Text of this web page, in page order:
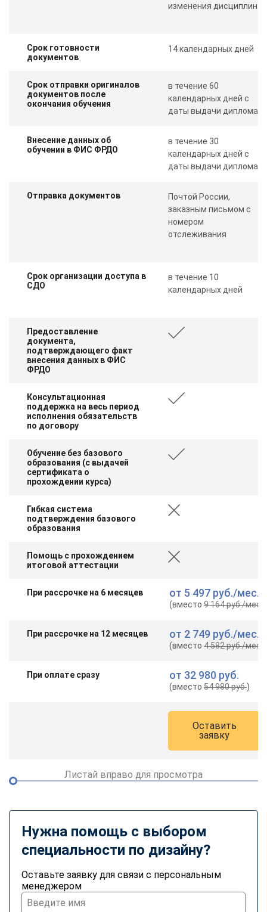
изменения дисциплин
Срок готовности
документов
14 календарных дней
Срок отправки оригиналов
документов после
окончания обучения
в течение 60
календарных дней с
даты выдачи диплома
Внесение данных об
обучении в ФИС ФРДО
в течение 30
календарных дней с
даты выдачи диплома
Отправка документов
Почтой России,
заказным письмом с
номером
отслеживания
Срок организации доступа в
СДО
в течение 10
календарных дней
Предоставление
документа,
подтверждающего факт
внесения данных в ФИС
ФРДО
Консультационная
поддержка на весь период
исполнения обязательств
по договору
Обучение без базового
образования (с выдачей
сертификата о
прохождении курса)
Гибкая система
подтверждения базового
образования
Помощь с прохождением
итоговой аттестации
При рассрочке на 6 месяцев от 5 497 руб./мес.
(вместо9 164 руб./мес.
При рассрочке на 12 месяцев от 2 749 руб./мес.
(вместо4 582 руб./мес.
При оплате сразу от 32 980 руб.
(вместо54 980 руб.)
Оставить
заявку
Листай вправо для просмотра
Нужна помощь с выбором
специальности по дизайну?
Оставьте заявку для связи с персональным
менеджером